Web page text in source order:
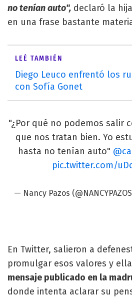
no tenían auto", declaró la
en una frase bastante
LEÉ TAMBIÉN
Diego Leuco enfrentó los
con Sofía Gonet
"¿Por qué no podemos salir
que nos tratan bien. Yo
hasta no tenían auto"
pic.twitter.com/
— Nancy Pazos
En Twitter, salieron a
promulgar esos valores y ella
mensaje publicado en la
donde intenta aclarar su